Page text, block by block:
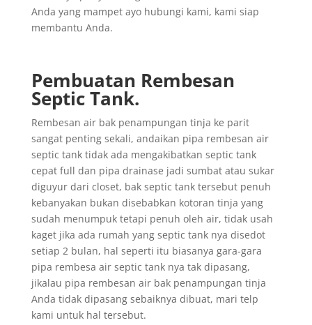
Anda yang mampet ayo hubungi kami, kami siap
membantu Anda.
Pembuatan Rembesan
Septic Tank.
Rembesan air bak penampungan tinja ke parit
sangat penting sekali, andaikan pipa rembesan air
septic tank tidak ada mengakibatkan septic tank
cepat full dan pipa drainase jadi sumbat atau sukar
diguyur dari closet, bak septic tank tersebut penuh
kebanyakan bukan disebabkan kotoran tinja yang
sudah menumpuk tetapi penuh oleh air, tidak usah
kaget jika ada rumah yang septic tank nya disedot
setiap 2 bulan, hal seperti itu biasanya gara-gara
pipa rembesa air septic tank nya tak dipasang,
jikalau pipa rembesan air bak penampungan tinja
Anda tidak dipasang sebaiknya dibuat, mari telp
kami untuk hal tersebut.